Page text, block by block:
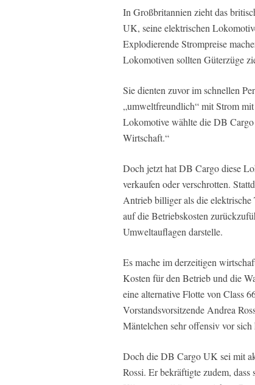
In Großbritannien zieht das
UK, seine elektrischen
Explodierende Strompreise
Lokomotiven sollten Güterzüge
Sie dienten zuvor im schnellen
„umweltfreundlich“ mit Strom
Lokomotive wählte die DB
Wirtschaft.“
Doch jetzt hat DB Cargo diese
verkaufen oder verschrotten.
Antrieb billiger als die
auf die Betriebskosten
Umweltauflagen darstelle.
Es mache im derzeitigen
Kosten für den Betrieb und die
eine alternative Flotte von Class
Vorstandsvorsitzende Andrea
Mäntelchen sehr offensiv vor
Doch die DB Cargo UK sei mit
Rossi. Er bekräftigte zudem,